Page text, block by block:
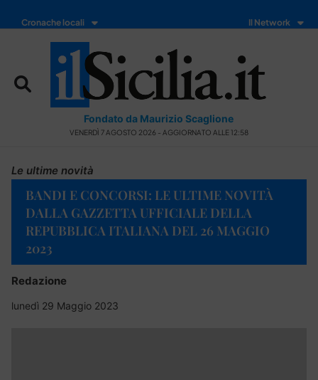
Cronache locali Il Network
Fondato da Maurizio Scaglione
VENERDÌ 7 AGOSTO 2026 - AGGIORNATO ALLE 12:58
Le ultime novità
BANDI E CONCORSI: LE ULTIME NOVITÀ
DALLA GAZZETTA UFFICIALE DELLA
REPUBBLICA ITALIANA DEL 26 MAGGIO
2023
Redazione
lunedì 29 Maggio 2023